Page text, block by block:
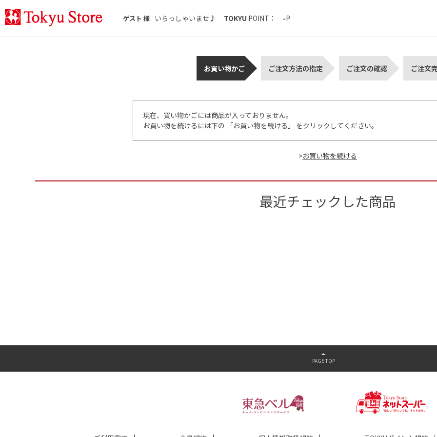
ゲスト 様 いらっしゃいませ♪ TOKYU POINT： -P
お買い物かご ご注文方法の指定 ご注文の確認 ご注文
現在、買い物かごには商品が入っておりません。
お買い物を続けるには下の 「お買い物を続ける」 をクリックしてください。
>
最近チェックした商品